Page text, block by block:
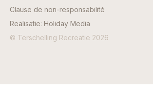
Clause de non-responsabilité
Realisatie: Holiday Media
© Terschelling Recreatie 2026